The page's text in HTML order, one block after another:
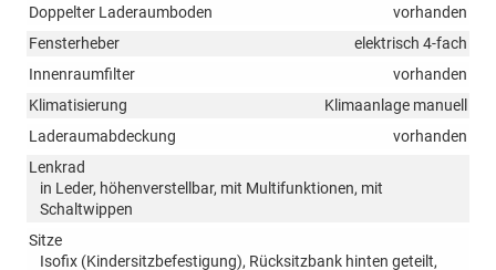
Doppelter Laderaumboden
vorhanden
Fensterheber
elektrisch 4-fach
Innenraumfilter
vorhanden
Klimatisierung
Klimaanlage manuell
Laderaumabdeckung
vorhanden
Lenkrad
in Leder, höhenverstellbar, mit Multifunktionen, mit
Schaltwippen
Sitze
Isofix (Kindersitzbefestigung), Rücksitzbank hinten geteilt,